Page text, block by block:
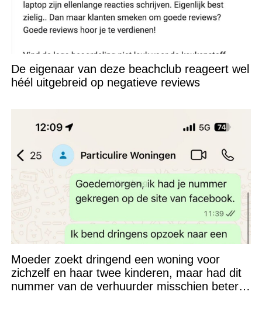
De eigenaar van deze beachclub reageert wel
héél uitgebreid op negatieve reviews
Moeder zoekt dringend een woning voor
zichzelf en haar twee kinderen, maar had dit
nummer van de verhuurder misschien beter